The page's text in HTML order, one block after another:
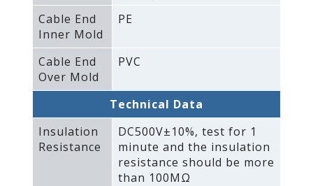
Cable End
Inner Mold
PE
Cable End
Over Mold
PVC
Technical Data
Insulation
Resistance
DC500V±10%‚ test for 1
minute and the insulation
resistance should be more
than 100MΩ